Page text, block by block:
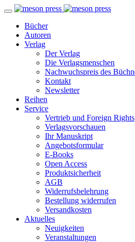
Bücher
Autoren
Verlag
Der Verlag
Die Verlagsmenschen
Nachwuchspreis des
Kontakt
Newsletter
Reihen
Service
Vertrieb und Foreign Rights
Verlagsvorschauen
Ihr Manuskript
Angebotsformular
E-Books
Open Access
Produktsicherheit
AGB
Widerrufsbelehrung
Bestellung widerrufen
Versandkosten
Aktuelles
Neuigkeiten
Veranstaltungen